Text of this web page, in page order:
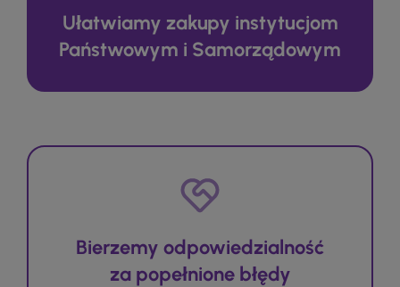
Ułatwiamy zakupy instytucjom
Państwowym i Samorządowym
Bierzemy odpowiedzialność
za popełnione błędy